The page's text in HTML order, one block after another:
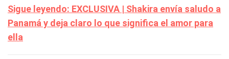
Sigue leyendo: EXCLUSIVA | Shakira envía saludo a
Panamá y deja claro lo que significa el amor para
ella